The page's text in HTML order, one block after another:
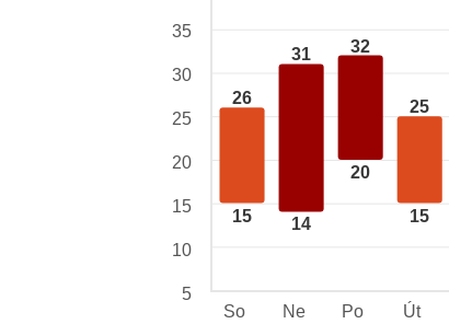
26
15
31
14
32
20
25
15
35
30
25
20
15
10
5
So
Ne Po Út